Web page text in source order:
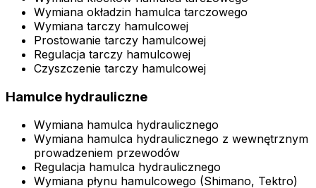
Wymiana okładzin hamulca tarczowego
Wymiana tarczy hamulcowej
Prostowanie tarczy hamulcowej
Regulacja tarczy hamulcowej
Czyszczenie tarczy hamulcowej
Hamulce hydrauliczne
Wymiana hamulca hydraulicznego
Wymiana hamulca hydraulicznego z wewnętrznym
prowadzeniem przewodów
Regulacja hamulca hydraulicznego
Wymiana płynu hamulcowego (Shimano, Tektro)